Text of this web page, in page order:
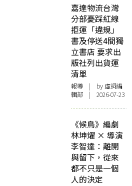
嘉達物流台灣
分部憂踩紅線
拒運「違規」
書及停送4間獨
立書店 要求出
版社列出貨運
清單
報導 | by 虛詞編
輯部 | 2026-07-23
《候鳥》編劇
林坤燿 × 導演
李智達：離開
與留下，從來
都不只是一個
人的決定